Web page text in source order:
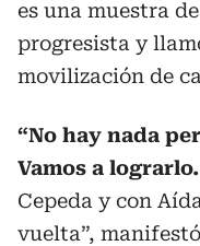
es una muestra
progresista y
movilización de
“No hay nada
Vamos a lograrlo.
Cepeda y con
vuelta”,